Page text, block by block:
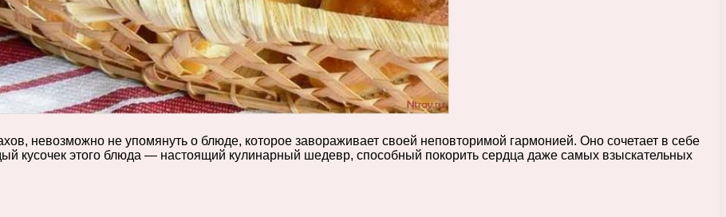
невозможно не упомянуть о блюде, которое завораживает своей неповторимой гармонией. Оно сочетает в себе
кусочек этого блюда — настоящий кулинарный шедевр, способный покорить сердца даже самых взыскательных